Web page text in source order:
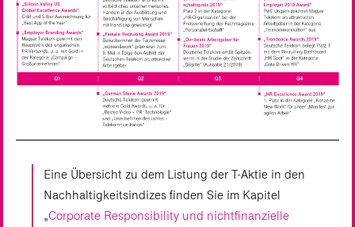
Eine Übersicht zu dem Listung der T-Aktie in den
Nachhaltigkeitsindizes finden Sie im Kapitel
„Corporate Responsibility und nichtfinanzielle